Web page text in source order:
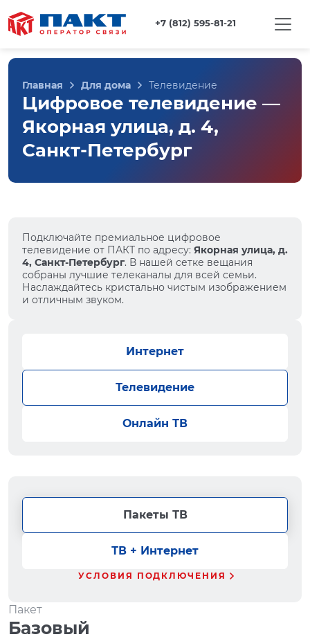
+7 (812) 595-81-21
Главная Для дома Телевидение
Цифровое телевидение —
Якорная улица, д. 4,
Санкт-Петербург
Подключайте премиальное цифровое
телевидение от ПАКТ по адресу: Якорная улица, д.
4, Санкт-Петербург. В нашей сетке вещания
собраны лучшие телеканалы для всей семьи.
Наслаждайтесь кристально чистым изображением
и отличным звуком.
Интернет
Телевидение
Онлайн ТВ
Пакеты ТВ
ТВ + Интернет
УСЛОВИЯ ПОДКЛЮЧЕНИЯ
Пакет
Базовый